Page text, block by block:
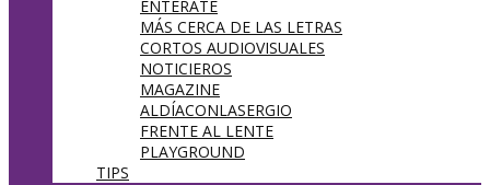
ENTÉRATE
MÁS CERCA DE LAS LETRAS
CORTOS AUDIOVISUALES
NOTICIEROS
MAGAZINE
ALDÍACONLASERGIO
FRENTE AL LENTE
PLAYGROUND
TIPS